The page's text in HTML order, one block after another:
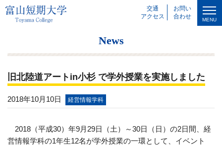
交通
アクセス
お問い
合わせ
MENU
News
旧北陸道アートin小杉 で学外授業を実施しました
2018年10月10日 経営情報学科
2018（平成30）年9月29日（土）～30日（日）の2日間、経
営情報学科の1年生12名が学外授業の一環として、イベント